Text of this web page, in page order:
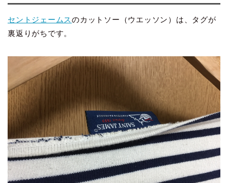
セントジェームスのカットソー（ウエッソン）は、タグが
裏返りがちです。